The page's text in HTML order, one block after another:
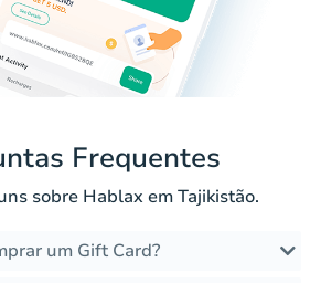
Frequentes
sobre Hablax em Tajikistão.
um Gift Card?